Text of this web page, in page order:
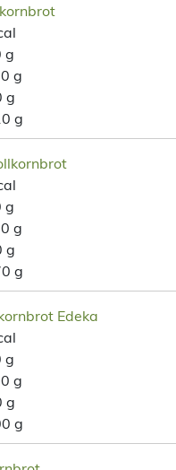
g
g
g
g
g
g
g
g
Edeka
g
g
g
g